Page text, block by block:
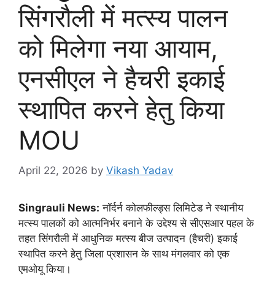
सिंगरौली में मत्स्य पालन
को मिलेगा नया आयाम,
एनसीएल ने हैचरी इकाई
स्थापित करने हेतु किया
MOU
April 22, 2026 by Vikash Yadav
Singrauli News: नॉर्दर्न कोलफील्ड्स लिमिटेड ने स्थानीय
मत्स्य पालकों को आत्मनिर्भर बनाने के उद्देश्य से सीएसआर पहल के
तहत सिंगरौली में आधुनिक मत्स्य बीज उत्पादन (हैचरी) इकाई
स्थापित करने हेतु जिला प्रशासन के साथ मंगलवार को एक
एमओयू किया।